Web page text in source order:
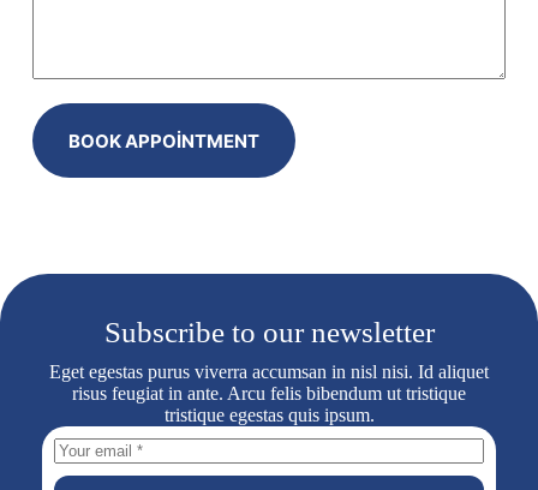
BOOK APPOINTMENT
Subscribe to our newsletter
Eget egestas purus viverra accumsan in nisl nisi. Id aliquet
risus feugiat in ante. Arcu felis bibendum ut tristique
tristique egestas quis ipsum.